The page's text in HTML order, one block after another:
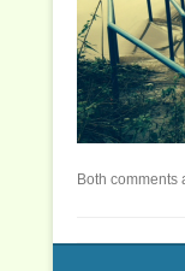
Both comments